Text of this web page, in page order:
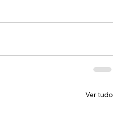
Ver tudo